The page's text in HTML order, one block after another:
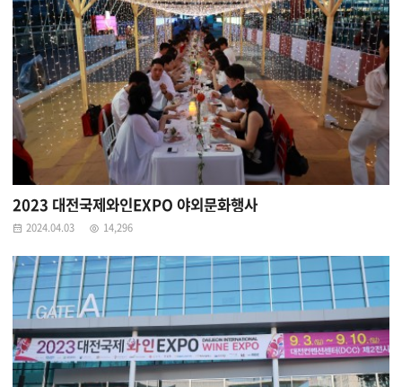
2023 대전국제와인EXPO 야외문화행사
2024.04.03 14,296